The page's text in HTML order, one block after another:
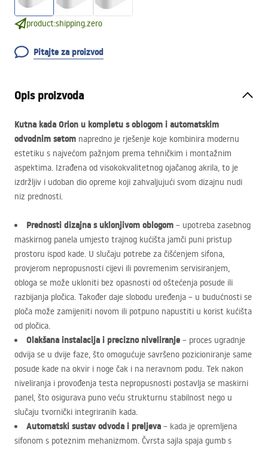
product:shipping.zero
Pitajte za proizvod
Opis proizvoda
Kutna kada Orion u kompletu s oblogom i automatskim
odvodnim setom napredno je rješenje koje kombinira modernu
estetiku s najvećom pažnjom prema tehničkim i montažnim
aspektima. Izrađena od visokokvalitetnog ojačanog akrila, to je
izdržljiv i udoban dio opreme koji zahvaljujući svom dizajnu nudi
niz prednosti.
Prednosti dizajna s uklonjivom oblogom – upotreba zasebnog
maskirnog panela umjesto trajnog kućišta jamči puni pristup
prostoru ispod kade. U slučaju potrebe za čišćenjem sifona,
provjerom nepropusnosti cijevi ili povremenim servisiranjem,
obloga se može ukloniti bez opasnosti od oštećenja posude ili
razbijanja pločica. Također daje slobodu uređenja – u budućnosti se
ploča može zamijeniti novom ili potpuno napustiti u korist kućišta
od pločica.
Olakšana instalacija i precizno niveliranje – proces ugradnje
odvija se u dvije faze, što omogućuje savršeno pozicioniranje same
posude kade na okvir i noge čak i na neravnom podu. Tek nakon
niveliranja i provođenja testa nepropusnosti postavlja se maskirni
panel, što osigurava puno veću strukturnu stabilnost nego u
slučaju tvornički integriranih kada.
Automatski sustav odvoda i preljeva – kada je opremljena
sifonom s poteznim mehanizmom. Čvrsta sajla spaja gumb s